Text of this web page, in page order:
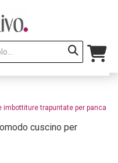
imbottiture trapuntate per panca
cuscino per